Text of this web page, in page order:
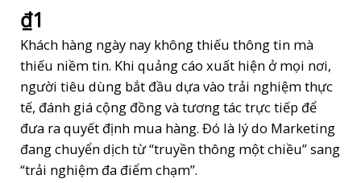
₫1
Khách hàng ngày nay không thiếu thông tin mà
thiếu niềm tin. Khi quảng cáo xuất hiện ở mọi nơi,
người tiêu dùng bắt đầu dựa vào trải nghiệm thực
tế, đánh giá cộng đồng và tương tác trực tiếp để
đưa ra quyết định mua hàng. Đó là lý do Marketing
đang chuyển dịch từ “truyền thông một chiều” sang
“trải nghiệm đa điểm chạm”.